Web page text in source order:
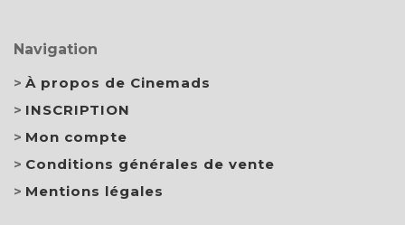
Navigation
À propos de Cinemads
INSCRIPTION
Mon compte
Conditions générales de vente
Mentions légales